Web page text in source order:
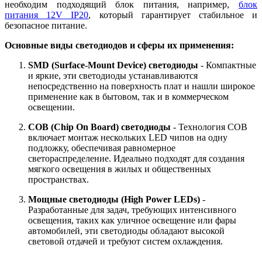
необходим подходящий блок питания, например, блок
питания 12V IP20, который гарантирует стабильное и
безопасное питание.
Основные виды светодиодов и сферы их применения:
SMD (Surface-Mount Device) светодиоды - Компактные
и яркие, эти светодиоды устанавливаются
непосредственно на поверхность плат и нашли широкое
применение как в бытовом, так и в коммерческом
освещении.
COB (Chip On Board) светодиоды - Технология COB
включает монтаж нескольких LED чипов на одну
подложку, обеспечивая равномерное
светораспределение. Идеально подходят для создания
мягкого освещения в жилых и общественных
пространствах.
Мощные светодиоды (High Power LEDs) -
Разработанные для задач, требующих интенсивного
освещения, таких как уличное освещение или фары
автомобилей, эти светодиоды обладают высокой
световой отдачей и требуют систем охлаждения.